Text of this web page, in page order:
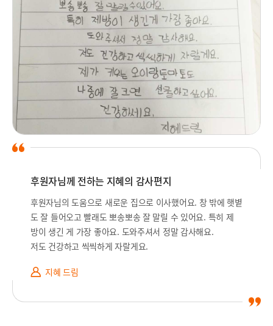
후원자님께 전하는 지혜의 감사편지
후원자님의 도움으로 새로운 집으로 이사했어요. 창 밖에 햇볕
도 잘 들어오고 빨래도 뽀송뽀송 잘 말릴 수 있어요. 특히 제
방이 생긴 게 가장 좋아요. 도와주셔서 정말 감사해요.
저도 건강하고 씩씩하게 자랄게요.
지혜 드림